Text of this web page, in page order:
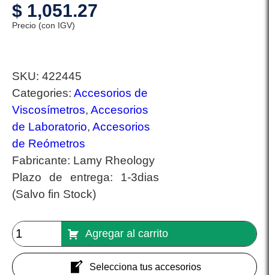
$ 1,051.27
Precio (con IGV)
SKU: 422445
Categories: Accesorios de
Viscosímetros, Accesorios
de Laboratorio, Accesorios
de Reómetros
Fabricante: Lamy Rheology
Plazo de entrega: 1-3dias
(Salvo fin Stock)
Agregar al carrito
Selecciona tus accesorios